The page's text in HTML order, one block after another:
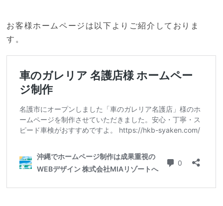
お客様ホームページは以下よりご紹介しておりま
す。